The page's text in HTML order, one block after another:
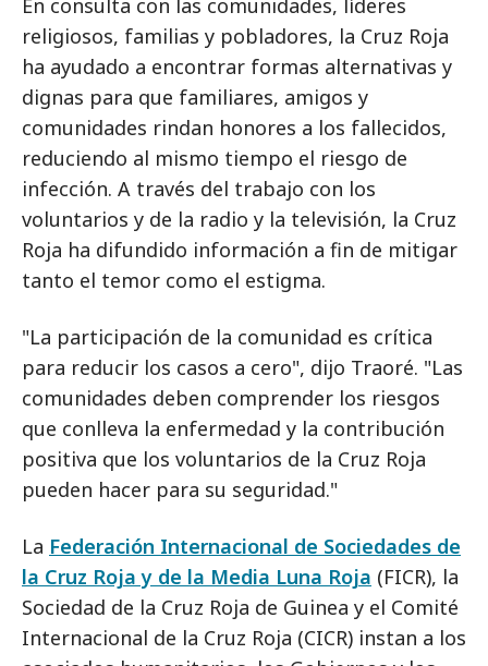
En consulta con las comunidades, líderes
religiosos, familias y pobladores, la Cruz Roja
ha ayudado a encontrar formas alternativas y
dignas para que familiares, amigos y
comunidades rindan honores a los fallecidos,
reduciendo al mismo tiempo el riesgo de
infección. A través del trabajo con los
voluntarios y de la radio y la televisión, la Cruz
Roja ha difundido información a fin de mitigar
tanto el temor como el estigma.
"La participación de la comunidad es crítica
para reducir los casos a cero", dijo Traoré. "Las
comunidades deben comprender los riesgos
que conlleva la enfermedad y la contribución
positiva que los voluntarios de la Cruz Roja
pueden hacer para su seguridad."
La Federación Internacional de Sociedades de
la Cruz Roja y de la Media Luna Roja (FICR), la
Sociedad de la Cruz Roja de Guinea y el Comité
Internacional de la Cruz Roja (CICR) instan a los